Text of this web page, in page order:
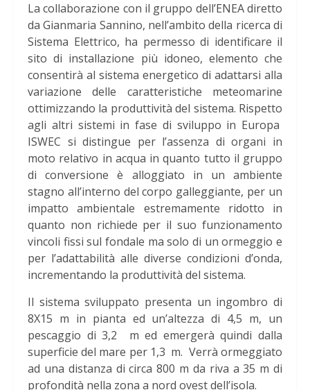
La collaborazione con il gruppo dell’ENEA diretto
da Gianmaria Sannino, nell’ambito della ricerca di
Sistema Elettrico, ha permesso di identificare il
sito di installazione più idoneo, elemento che
consentirà al sistema energetico di adattarsi alla
variazione delle caratteristiche meteomarine
ottimizzando la produttività del sistema. Rispetto
agli altri sistemi in fase di sviluppo in Europa
ISWEC si distingue per l’assenza di organi in
moto relativo in acqua in quanto tutto il gruppo
di conversione è alloggiato in un ambiente
stagno all’interno del corpo galleggiante, per un
impatto ambientale estremamente ridotto in
quanto non richiede per il suo funzionamento
vincoli fissi sul fondale ma solo di un ormeggio e
per l’adattabilità alle diverse condizioni d’onda,
incrementando la produttività del sistema.
Il sistema sviluppato presenta un ingombro di
8X15 m in pianta ed un’altezza di 4,5 m, un
pescaggio di 3,2 m ed emergerà quindi dalla
superficie del mare per 1,3 m. Verrà ormeggiato
ad una distanza di circa 800 m da riva a 35 m di
profondità nella zona a nord ovest dell’isola.